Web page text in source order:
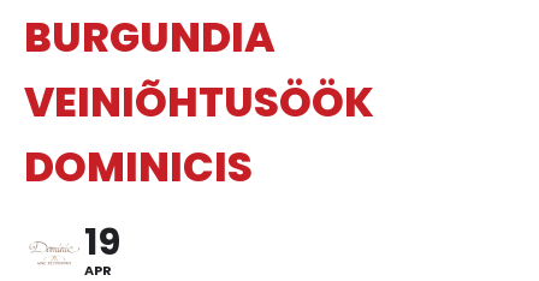
BURGUNDIA
VEINIÕHTUSÖÖK
DOMINICIS
19
APR